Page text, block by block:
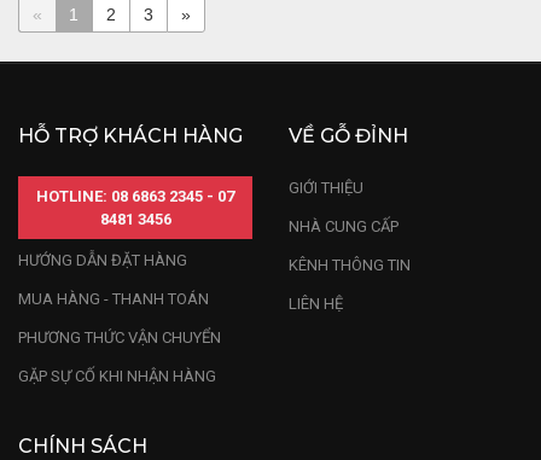
« 1 2 3 »
HỖ TRỢ KHÁCH HÀNG
HOTLINE: 08 6863 2345 - 07
8481 3456
HƯỚNG DẪN ĐẶT HÀNG
MUA HÀNG - THANH TOÁN
PHƯƠNG THỨC VẬN CHUYỂN
GẶP SỰ CỐ KHI NHẬN HÀNG
VỀ GỖ ĐỈNH
GIỚI THIỆU
NHÀ CUNG CẤP
KÊNH THÔNG TIN
LIÊN HỆ
CHÍNH SÁCH